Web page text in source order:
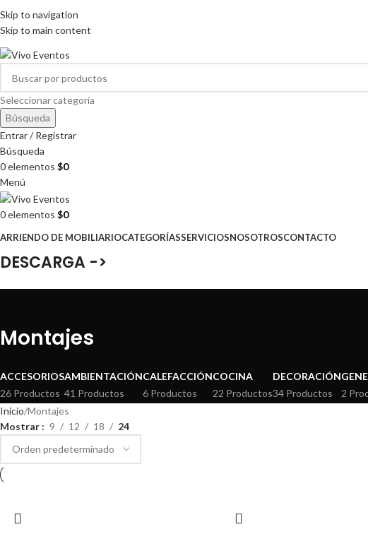
Skip to navigation
Skip to main content
HORARIOS DE ATENCIÓN: 8:00 - 17:00 HORAS
ARRIENDO DE MOBILIARIO PARA EVENTOS
Seleccionar categoría
Búsqueda
Entrar / Registrar
Búsqueda
0elementos $0
Menú
0elementos $0
ARRIENDO DE MOBILIARIOCATEGORÍASSERVICIOSNOSOTROSCONTACTO
DESCARGA ->
Montajes
ACCESORIOS
26 Productos
AMBIENTACIÓN
41 Productos
CALEFACCIÓN
6 Productos
COCINA
22 Productos
DECORACIÓN
34 Productos
2
Inicio Montajes
Mostrar
9 12 18 24